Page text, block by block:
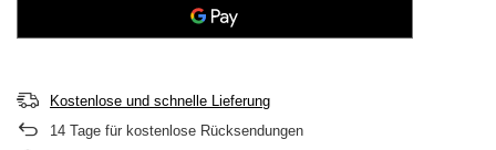
Kostenlose und schnelle Lieferung
14 Tage für kostenlose Rücksendungen